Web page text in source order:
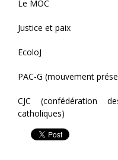
Le MOC
Justice et paix
EcoloJ
PAC-G (mouvement
CJC (confédération
catholiques)